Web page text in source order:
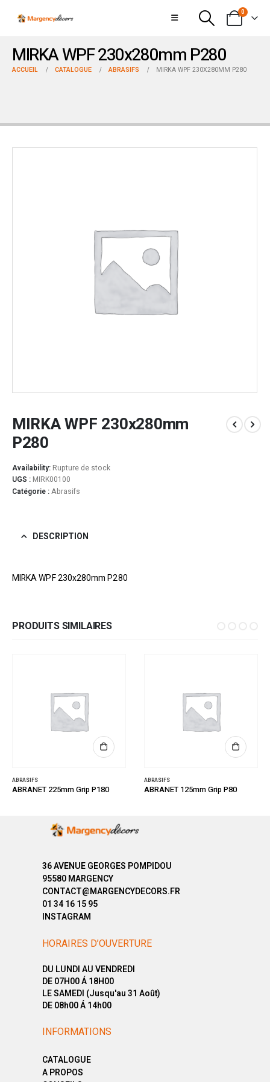
0
MIRKA WPF 230x280mm P280
ACCUEIL CATALOGUE ABRASIFS MIRKA WPF 230X280MM P280
MIRKA WPF 230x280mm
P280
Availability: Rupture de stock
UGS : MIRK00100
Catégorie :Abrasifs
DESCRIPTION
MIRKA WPF 230x280mm P280
PRODUITS SIMILAIRES
ABRASIFS
ABRANET 225mm Grip P180
ABRASIFS
ABRANET 125mm Grip P80
36 AVENUE GEORGES POMPIDOU
95580 MARGENCY
CONTACT@MARGENCYDECORS.FR
01 34 16 15 95
INSTAGRAM
HORAIRES D’OUVERTURE
DU LUNDI AU VENDREDI
DE 07H00 Á 18H00
LE SAMEDI (Jusqu'au 31 Août)
DE 08h00 Á 14h00
INFORMATIONS
CATALOGUE
A PROPOS